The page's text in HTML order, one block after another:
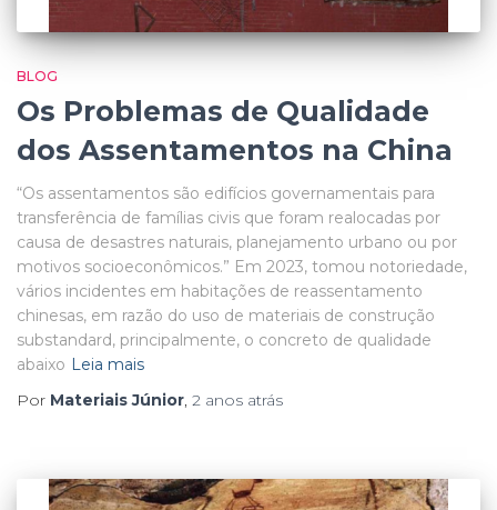
BLOG
Os Problemas de Qualidade
dos Assentamentos na China
“Os assentamentos são edifícios governamentais para
transferência de famílias civis que foram realocadas por
causa de desastres naturais, planejamento urbano ou por
motivos socioeconômicos.” Em 2023, tomou notoriedade,
vários incidentes em habitações de reassentamento
chinesas, em razão do uso de materiais de construção
substandard, principalmente, o concreto de qualidade
abaixo Leia mais
Por Materiais Júnior, 2 anos atrás